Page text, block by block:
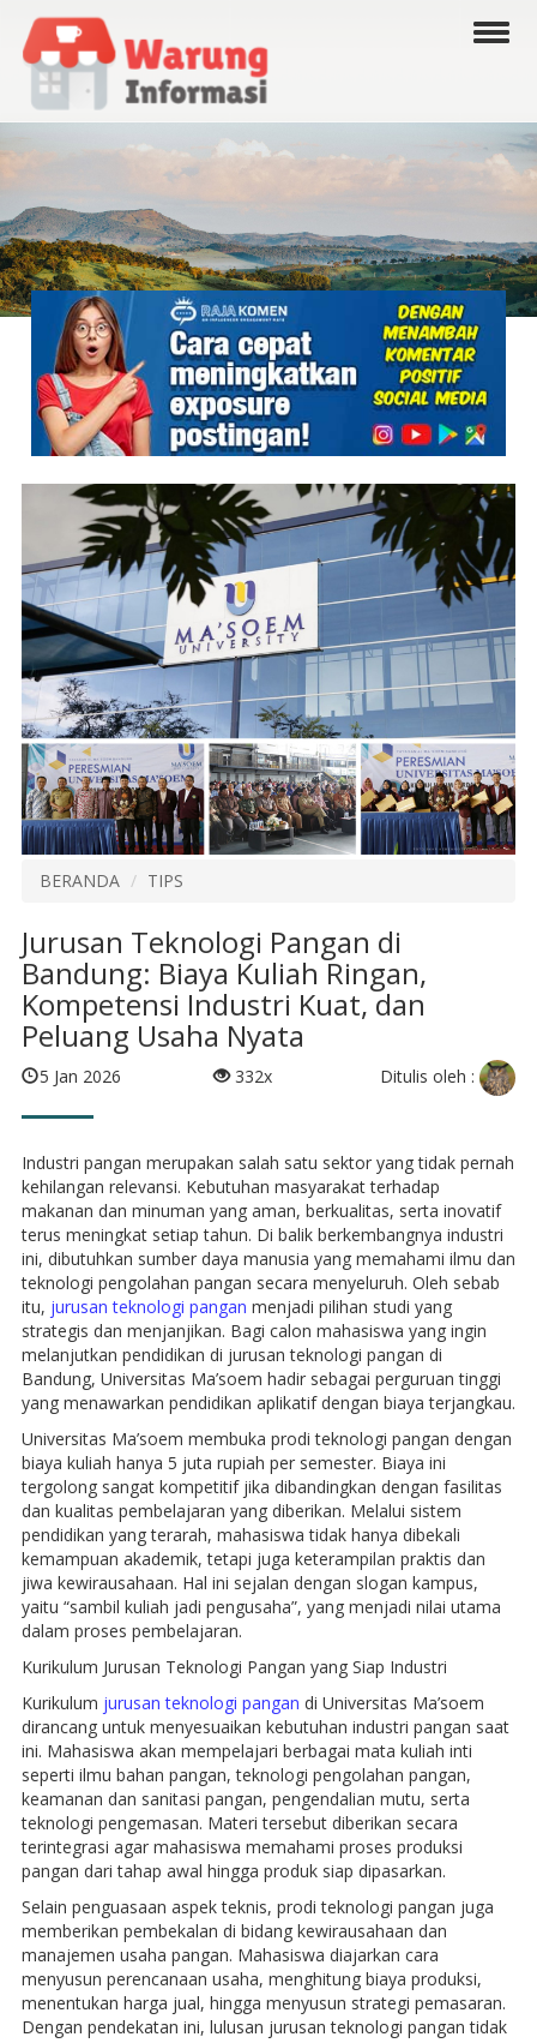
BERANDA TIPS
Jurusan Teknologi Pangan di
Bandung: Biaya Kuliah Ringan,
Kompetensi Industri Kuat, dan
Peluang Usaha Nyata
5 Jan 2026 332x Ditulis oleh :
Industri pangan merupakan salah satu sektor yang tidak pernah
kehilangan relevansi. Kebutuhan masyarakat terhadap
makanan dan minuman yang aman, berkualitas, serta inovatif
terus meningkat setiap tahun. Di balik berkembangnya industri
ini, dibutuhkan sumber daya manusia yang memahami ilmu dan
teknologi pengolahan pangan secara menyeluruh. Oleh sebab
itu, jurusan teknologi pangan menjadi pilihan studi yang
strategis dan menjanjikan. Bagi calon mahasiswa yang ingin
melanjutkan pendidikan di jurusan teknologi pangan di
Bandung, Universitas Ma’soem hadir sebagai perguruan tinggi
yang menawarkan pendidikan aplikatif dengan biaya terjangkau.
Universitas Ma’soem membuka prodi teknologi pangan dengan
biaya kuliah hanya 5 juta rupiah per semester. Biaya ini
tergolong sangat kompetitif jika dibandingkan dengan fasilitas
dan kualitas pembelajaran yang diberikan. Melalui sistem
pendidikan yang terarah, mahasiswa tidak hanya dibekali
kemampuan akademik, tetapi juga keterampilan praktis dan
jiwa kewirausahaan. Hal ini sejalan dengan slogan kampus,
yaitu “sambil kuliah jadi pengusaha”, yang menjadi nilai utama
dalam proses pembelajaran.
Kurikulum Jurusan Teknologi Pangan yang Siap Industri
Kurikulum jurusan teknologi pangan di Universitas Ma’soem
dirancang untuk menyesuaikan kebutuhan industri pangan saat
ini. Mahasiswa akan mempelajari berbagai mata kuliah inti
seperti ilmu bahan pangan, teknologi pengolahan pangan,
keamanan dan sanitasi pangan, pengendalian mutu, serta
teknologi pengemasan. Materi tersebut diberikan secara
terintegrasi agar mahasiswa memahami proses produksi
pangan dari tahap awal hingga produk siap dipasarkan.
Selain penguasaan aspek teknis, prodi teknologi pangan juga
memberikan pembekalan di bidang kewirausahaan dan
manajemen usaha pangan. Mahasiswa diajarkan cara
menyusun perencanaan usaha, menghitung biaya produksi,
menentukan harga jual, hingga menyusun strategi pemasaran.
Dengan pendekatan ini, lulusan jurusan teknologi pangan tidak